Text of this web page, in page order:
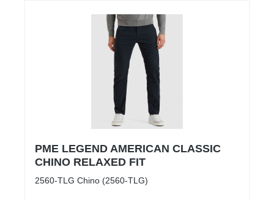
PME LEGEND AMERICAN CLASSIC
CHINO RELAXED FIT
2560-TLG Chino (2560-TLG)